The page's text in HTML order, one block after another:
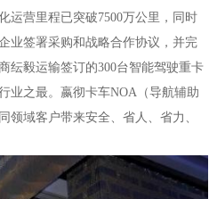
运营里程已突破7500万公里，同时
业签署采购和战略合作协议，并完
纭毅运输签订的300台智能驾驶重卡
业之最。嬴彻卡车NOA（导航辅助
域客户带来安全、省人、省力、